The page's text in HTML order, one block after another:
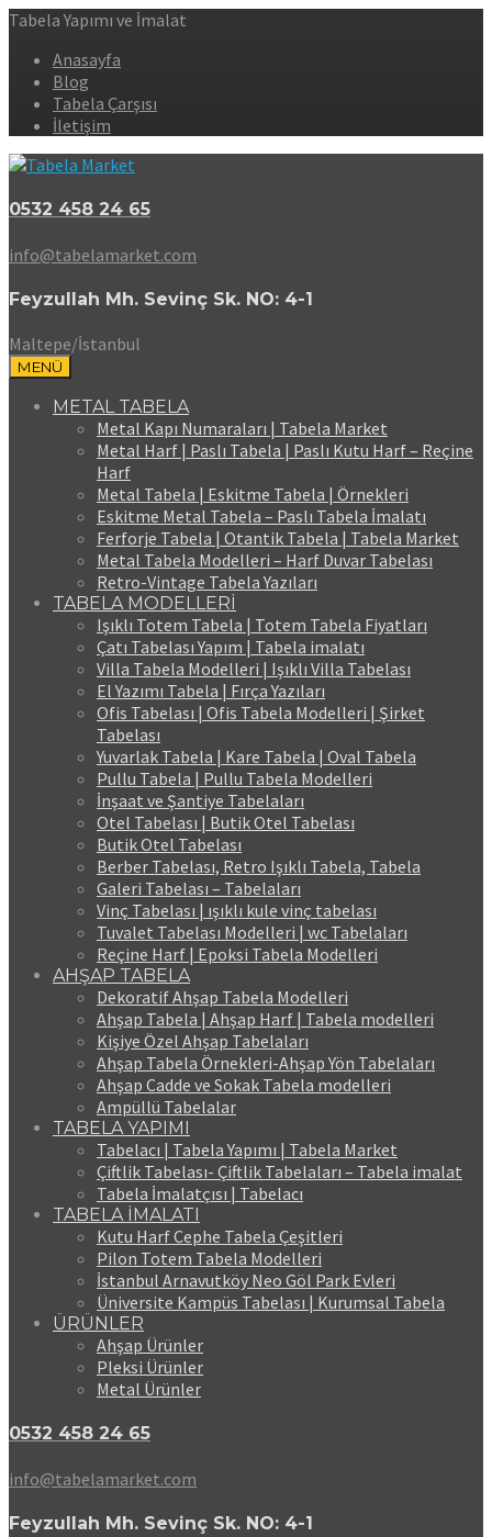
Tabela Yapımı ve İmalat
Anasayfa
Blog
Tabela Çarşısı
İletişim
0532 458 24 65
info@tabelamarket.com
Feyzullah Mh. Sevinç Sk. NO: 4-1
Maltepe/İstanbul
MENÜ
METAL TABELA
Metal Kapı Numaraları | Tabela Market
Metal Harf | Paslı Tabela | Paslı Kutu Harf – Reçine
Harf
Metal Tabela | Eskitme Tabela | Örnekleri
Eskitme Metal Tabela – Paslı Tabela İmalatı
Ferforje Tabela | Otantik Tabela | Tabela Market
Metal Tabela Modelleri – Harf Duvar Tabelası
Retro-Vintage Tabela Yazıları
TABELA MODELLERİ
Işıklı Totem Tabela | Totem Tabela Fiyatları
Çatı Tabelası Yapım | Tabela imalatı
Villa Tabela Modelleri | Işıklı Villa Tabelası
El Yazımı Tabela | Fırça Yazıları
Ofis Tabelası | Ofis Tabela Modelleri | Şirket
Tabelası
Yuvarlak Tabela | Kare Tabela | Oval Tabela
Pullu Tabela | Pullu Tabela Modelleri
İnşaat ve Şantiye Tabelaları
Otel Tabelası | Butik Otel Tabelası
Butik Otel Tabelası
Berber Tabelası, Retro Işıklı Tabela, Tabela
Galeri Tabelası – Tabelaları
Vinç Tabelası | ışıklı kule vinç tabelası
Tuvalet Tabelası Modelleri | wc Tabelaları
Reçine Harf | Epoksi Tabela Modelleri
AHŞAP TABELA
Dekoratif Ahşap Tabela Modelleri
Ahşap Tabela | Ahşap Harf | Tabela modelleri
Kişiye Özel Ahşap Tabelaları
Ahşap Tabela Örnekleri-Ahşap Yön Tabelaları
Ahşap Cadde ve Sokak Tabela modelleri
Ampüllü Tabelalar
TABELA YAPIMI
Tabelacı | Tabela Yapımı | Tabela Market
Çiftlik Tabelası- Çiftlik Tabelaları – Tabela imalat
Tabela İmalatçısı | Tabelacı
TABELA İMALATI
Kutu Harf Cephe Tabela Çeşitleri
Pilon Totem Tabela Modelleri
İstanbul Arnavutköy Neo Göl Park Evleri
Üniversite Kampüs Tabelası | Kurumsal Tabela
ÜRÜNLER
Ahşap Ürünler
Pleksi Ürünler
Metal Ürünler
0532 458 24 65
info@tabelamarket.com
Feyzullah Mh. Sevinç Sk. NO: 4-1